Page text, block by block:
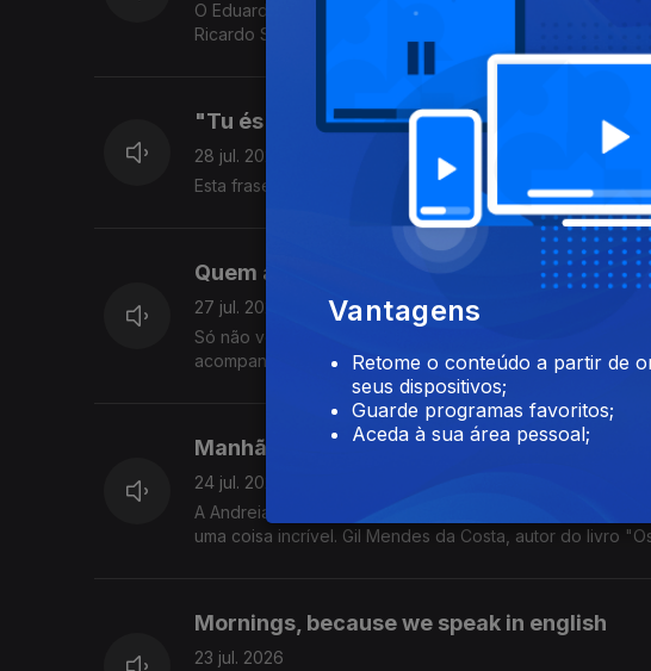
O Eduardo atendeu o telemóvel nu, durante o banho.
Ricardo Sérgio faz uma visita para nos pôr a par das
"Tu és o Ulisses da javardice
28 jul. 2026
Esta frase foi dita neste programa, tenho a certeza.
Quem adiante não olha, atrás fica.
27 jul. 2026
Só não vê quem não quer: isto hoje foi sobre séries e o
acompanhar tudo isto.
Manhãs geográficas
24 jul. 2026
A Andreia e o Alexandre descobriram uma biblioteca
uma coisa incrível. Gil Mendes da Costa, autor do livro
Mornings, because we speak in english
23 jul. 2026
Vantagens
Retome o conteúdo a partir de
seus dispositivos;
Guarde programas favoritos;
Aceda à sua área pessoal;